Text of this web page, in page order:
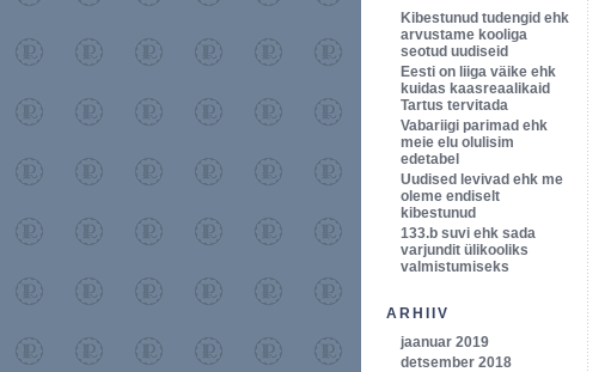
Kibestunud tudengid ehk
arvustame kooliga
seotud uudiseid
Eesti on liiga väike ehk
kuidas kaasreaalikaid
Tartus tervitada
Vabariigi parimad ehk
meie elu olulisim
edetabel
Uudised levivad ehk me
oleme endiselt
kibestunud
133.b suvi ehk sada
varjundit ülikooliks
valmistumiseks
ARHIIV
jaanuar 2019
detsember 2018